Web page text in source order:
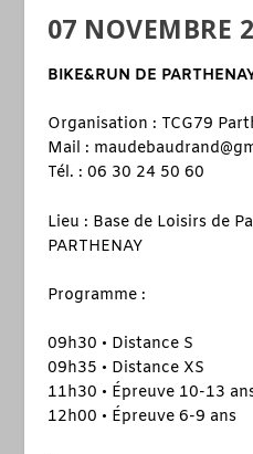
07 NOVEMBRE
BIKE&RUN DE
Organisation : TCG79
Mail :
Tél. : 06 30 24 50 60
Lieu : Base de Loisirs de
PARTHENAY
Programme :
09h30 • Distance S
09h35 • Distance XS
11h30 • Épreuve 10-13
12h00 • Épreuve 6-9 ans